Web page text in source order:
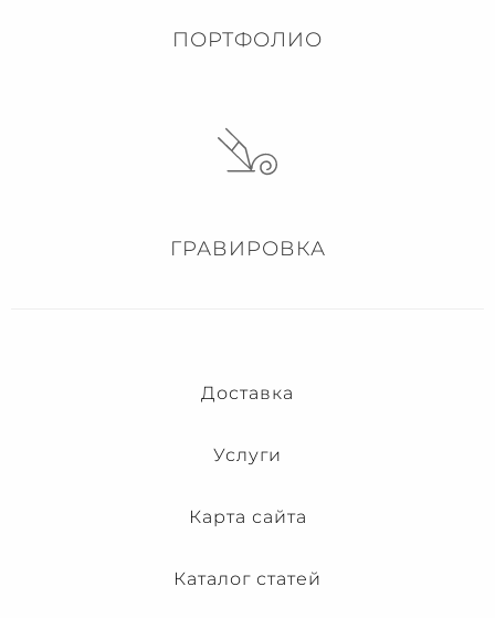
ПОРТФОЛИО
ГРАВИРОВКА
Доставка
Услуги
Карта сайта
Каталог статей